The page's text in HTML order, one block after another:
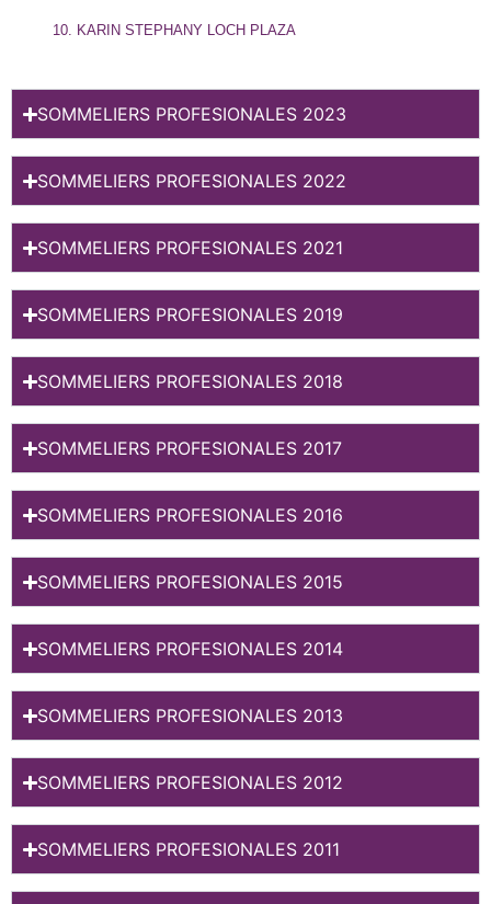
KARIN STEPHANY LOCH PLAZA
SOMMELIERS PROFESIONALES 2023
SOMMELIERS PROFESIONALES 2022
SOMMELIERS PROFESIONALES 2021
SOMMELIERS PROFESIONALES 2019
SOMMELIERS PROFESIONALES 2018
SOMMELIERS PROFESIONALES 2017
SOMMELIERS PROFESIONALES 2016
SOMMELIERS PROFESIONALES 2015
SOMMELIERS PROFESIONALES 2014
SOMMELIERS PROFESIONALES 2013
SOMMELIERS PROFESIONALES 2012
SOMMELIERS PROFESIONALES 2011